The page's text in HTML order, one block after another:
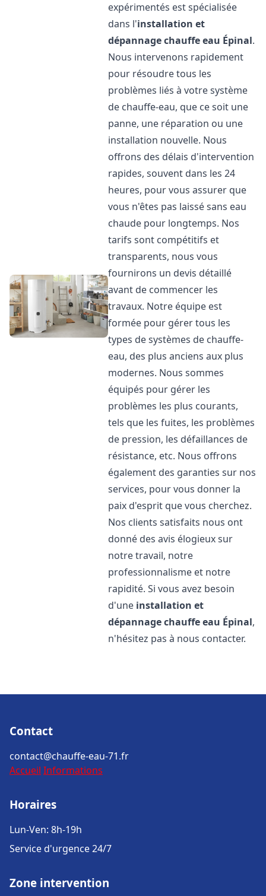
expérimentés est spécialisée
dans l'installation et
dépannage chauffe eau Épinal.
Nous intervenons rapidement
pour résoudre tous les
problèmes liés à votre système
de chauffe-eau, que ce soit une
panne, une réparation ou une
installation nouvelle. Nous
offrons des délais d'intervention
rapides, souvent dans les 24
heures, pour vous assurer que
vous n'êtes pas laissé sans eau
chaude pour longtemps. Nos
tarifs sont compétitifs et
transparents, nous vous
fournirons un devis détaillé
avant de commencer les
travaux. Notre équipe est
formée pour gérer tous les
types de systèmes de chauffe-
eau, des plus anciens aux plus
modernes. Nous sommes
équipés pour gérer les
problèmes les plus courants,
tels que les fuites, les problèmes
de pression, les défaillances de
résistance, etc. Nous offrons
également des garanties sur nos
services, pour vous donner la
paix d'esprit que vous cherchez.
Nos clients satisfaits nous ont
donné des avis élogieux sur
notre travail, notre
professionnalisme et notre
rapidité. Si vous avez besoin
d'une installation et
dépannage chauffe eau Épinal,
n'hésitez pas à nous contacter.
Contact
contact@chauffe-eau-71.fr
Accueil Informations
Horaires
Lun-Ven: 8h-19h
Service d'urgence 24/7
Zone intervention